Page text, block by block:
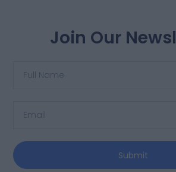
Join Our
Submit